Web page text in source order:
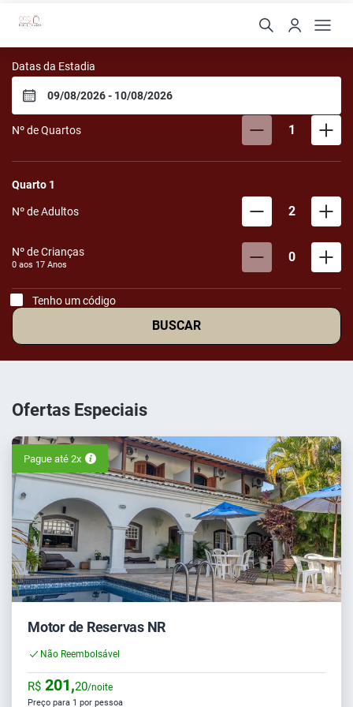
Pousada Boulevard
Datas da Estadia
Nº de Quartos 1
Quarto 1
Nº de Adultos 2
Nº de Crianças
0 aos 17 Anos 0
Tenho um código
BUSCAR
Ofertas Especiais
Pague até 2x
Motor de Reservas NR
Não Reembolsável
R$ 201,20/noite
Preço para 1 por pessoa